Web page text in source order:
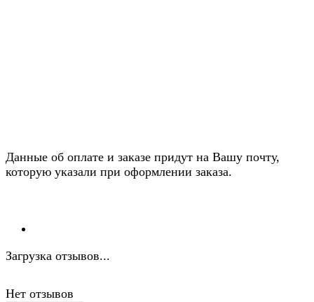
Данные об оплате и заказе придут на Вашу почту,
которую указали при оформлении заказа.
Загрузка отзывов...
Нет отзывов